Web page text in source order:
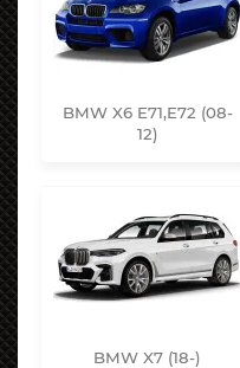
BMW X6 E71,E72 (08-
12)
BMW X7 (18-)